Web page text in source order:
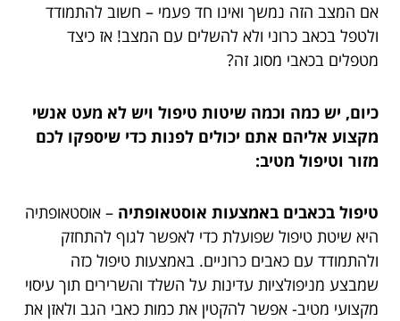
אם המצב הזה נמשך ואינו חד פעמי – חשוב להתמודד
ולטפל בכאב כרוני ולא להשלים עם המצב! אז כיצד
מטפלים בכאבי מסוג זה?
כיום, יש כמה וכמה שיטות טיפול ויש לא מעט אנשי
מקצוע אליהם אתם יכולים לפנות כדי שיספקו לכם
מזור וטיפול מטיב:
טיפול בכאבים באמצעות אוסטאופתיה – אוסטאופתיה
היא שיטת טיפול שפועלת כדי לאפשר לגוף להתחזק
ולהתמודד עם כאבים כרוניים. באמצעות טיפול כזה
שמבצע מניפולציות עדינות על השלד והשרירים תוך עיסוי
מקצועי מטיב- אפשר להקטין את כמות כאבי הגב ולאזן את